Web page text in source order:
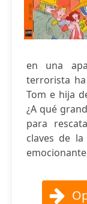
en una
terrorista
Tom e hija
¿A qué
para
claves de